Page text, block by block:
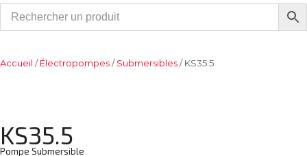
Accueil /Électropompes/Submersibles/ KS35.5
KS35.5
Pompe Submersible